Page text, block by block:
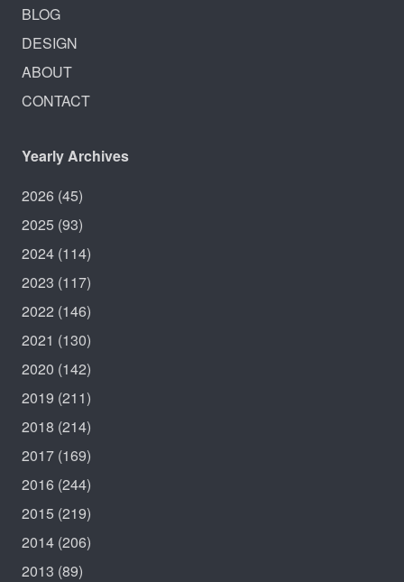
BLOG
DESIGN
ABOUT
CONTACT
Yearly Archives
2026 (45)
2025 (93)
2024 (114)
2023 (117)
2022 (146)
2021 (130)
2020 (142)
2019 (211)
2018 (214)
2017 (169)
2016 (244)
2015 (219)
2014 (206)
2013 (89)